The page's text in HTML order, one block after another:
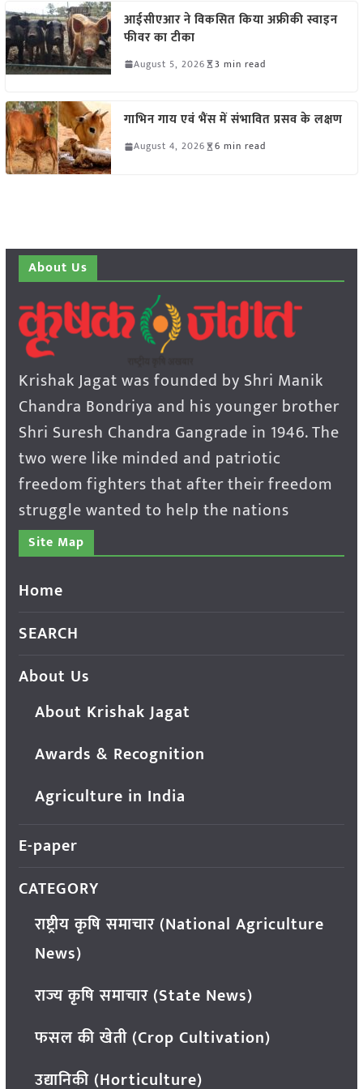
आईसीएआर ने विकसित किया अफ्रीकी स्वाइन
फीवर का टीका
August 5, 2026 3 min read
गाभिन गाय एवं भैंस में संभावित प्रसव के लक्षण
August 4, 2026 6 min read
About Us
Krishak Jagat was founded by Shri Manik
Chandra Bondriya and his younger brother
Shri Suresh Chandra Gangrade in 1946. The
two were like minded and patriotic
freedom fighters that after their freedom
struggle wanted to help the nations
Site Map
Home
SEARCH
About Us
About Krishak Jagat
Awards & Recognition
Agriculture in India
E-paper
CATEGORY
राष्ट्रीय कृषि समाचार (National Agriculture
News)
राज्य कृषि समाचार (State News)
फसल की खेती (Crop Cultivation)
उद्यानिकी (Horticulture)